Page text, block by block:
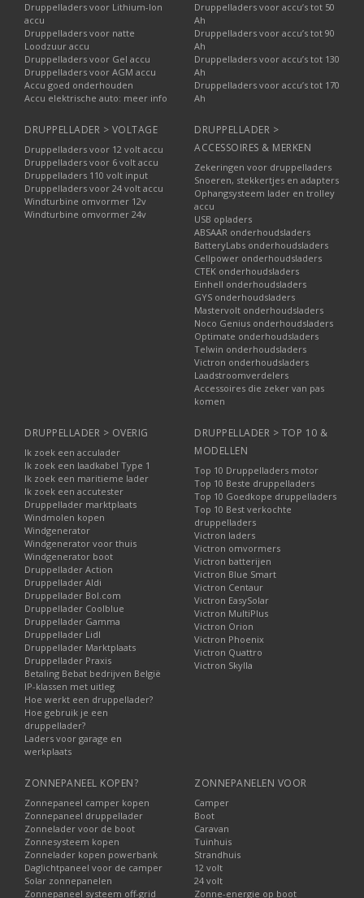
Druppelladers voor Lithium-Ion
accu
Druppelladers voor natte
Loodzuur accu
Druppelladers voor Gel accu
Druppelladers voor AGM accu
Accu goed onderhouden
Accu elektrische auto: meer info
Druppelladers voor accu’s tot 50
Ah
Druppelladers voor accu’s tot 90
Ah
Druppelladers voor accu’s tot 130
Ah
Druppelladers voor accu’s tot 170
Ah
DRUPPELLADER > VOLTAGE
Druppelladers voor 12 volt accu
Druppelladers voor 6 volt accu
Druppelladers 110 volt input
Druppelladers voor 24 volt accu
Windturbine omvormer 12v
Windturbine omvormer 24v
DRUPPELLADER >
ACCESSOIRES & MERKEN
Zekeringen voor druppelladers
Snoeren, stekkertjes en adapters
Ophangsysteem lader en trolley
accu
USB opladers
ABSAAR onderhoudsladers
BatteryLabs onderhoudsladers
Cellpower onderhoudsladers
CTEK onderhoudsladers
Einhell onderhoudsladers
GYS onderhoudsladers
Mastervolt onderhoudsladers
Noco Genius onderhoudsladers
Optimate onderhoudsladers
Telwin onderhoudsladers
Victron onderhoudsladers
Laadstroomverdelers
Accessoires die zeker van pas
komen
DRUPPELLADER > OVERIG
Ik zoek een acculader
Ik zoek een laadkabel Type 1
Ik zoek een maritieme lader
Ik zoek een accutester
Druppellader marktplaats
Windmolen kopen
Windgenerator
Windgenerator voor thuis
Windgenerator boot
Druppellader Action
Druppellader Aldi
Druppellader Bol.com
Druppellader Coolblue
Druppellader Gamma
Druppellader Lidl
Druppellader Marktplaats
Druppellader Praxis
Betaling Bebat bedrijven België
IP-klassen met uitleg
Hoe werkt een druppellader?
Hoe gebruik je een
druppellader?
Laders voor garage en
werkplaats
DRUPPELLADER > TOP 10 &
MODELLEN
Top 10 Druppelladers motor
Top 10 Beste druppelladers
Top 10 Goedkope druppelladers
Top 10 Best verkochte
druppelladers
Victron laders
Victron omvormers
Victron batterijen
Victron Blue Smart
Victron Centaur
Victron EasySolar
Victron MultiPlus
Victron Orion
Victron Phoenix
Victron Quattro
Victron Skylla
ZONNEPANEEL KOPEN?
Zonnepaneel camper kopen
Zonnepaneel druppellader
Zonnelader voor de boot
Zonnesysteem kopen
Zonnelader kopen powerbank
Daglichtpaneel voor de camper
Solar zonnepanelen
Zonnepaneel systeem off-grid
ZONNEPANELEN VOOR
Camper
Boot
Caravan
Tuinhuis
Strandhuis
12 volt
24 volt
Zonne-energie op boot